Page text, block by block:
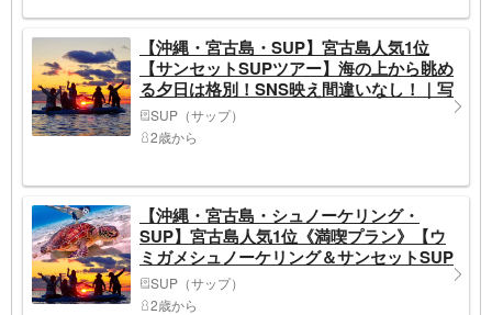
【沖縄・宮古島・SUP】宮古島人気1位
【サンセットSUPツアー】海の上から眺め
る夕日は格別！SNS映え間違いなし！｜写
真無料｜初心者歓迎《女性ガイド多数》
SUP（サップ）
2歳から
【沖縄・宮古島・シュノーケリング・
SUP】宮古島人気1位《満喫プラン》【ウ
ミガメシュノーケリング＆サンセットSUP
ツアー】遭遇率100%継続中｜写真無料｜初
心者歓迎《女性ガイド多数》
SUP（サップ）
2歳から